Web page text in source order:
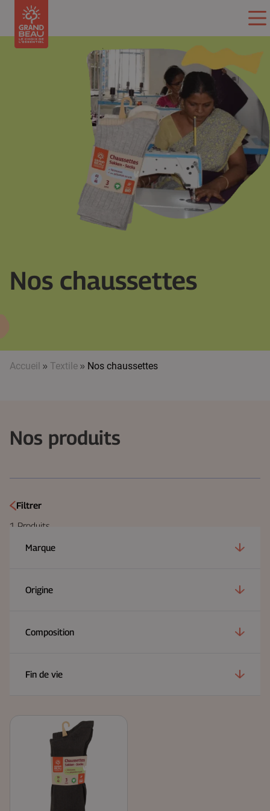
Nos chaussettes
Accueil » Textile » Nos chaussettes
Nos produits
Filtrer
1 Produits
Marque
Origine
Composition
Fin de vie